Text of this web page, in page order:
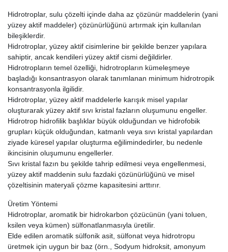
Hidrotroplar, sulu çözelti içinde daha az çözünür maddelerin (yani
yüzey aktif maddeler) çözünürlüğünü artırmak için kullanılan
bileşiklerdir.
Hidrotroplar, yüzey aktif cisimlerine bir şekilde benzer yapılara
sahiptir, ancak kendileri yüzey aktif cismi değildirler.
Hidrotropların temel özelliği, hidrotropların kümeleşmeye
başladığı konsantrasyon olarak tanımlanan minimum hidrotropik
konsantrasyonla ilgilidir.
Hidrotroplar, yüzey aktif maddelerle karışık misel yapılar
oluşturarak yüzey aktif sıvı kristal fazların oluşumunu engeller.
Hidrotrop hidrofilik başlıklar büyük olduğundan ve hidrofobik
grupları küçük olduğundan, katmanlı veya sıvı kristal yapılardan
ziyade küresel yapılar oluşturma eğilimindedirler, bu nedenle
ikincisinin oluşumunu engellerler.
Sıvı kristal fazın bu şekilde tahrip edilmesi veya engellenmesi,
yüzey aktif maddenin sulu fazdaki çözünürlüğünü ve misel
çözeltisinin materyali çözme kapasitesini arttırır.
Üretim Yöntemi
Hidrotroplar, aromatik bir hidrokarbon çözücünün (yani toluen,
ksilen veya kümen) sülfonatlanmasıyla üretilir.
Elde edilen aromatik sülfonik asit, sülfonat veya hidrotropu
üretmek için uygun bir baz (örn., Sodyum hidroksit, amonyum